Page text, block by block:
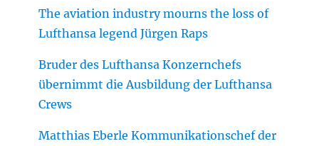
The aviation industry mourns the loss of
Lufthansa legend Jürgen Raps
Bruder des Lufthansa Konzernchefs
übernimmt die Ausbildung der Lufthansa
Crews
Matthias Eberle Kommunikationschef der